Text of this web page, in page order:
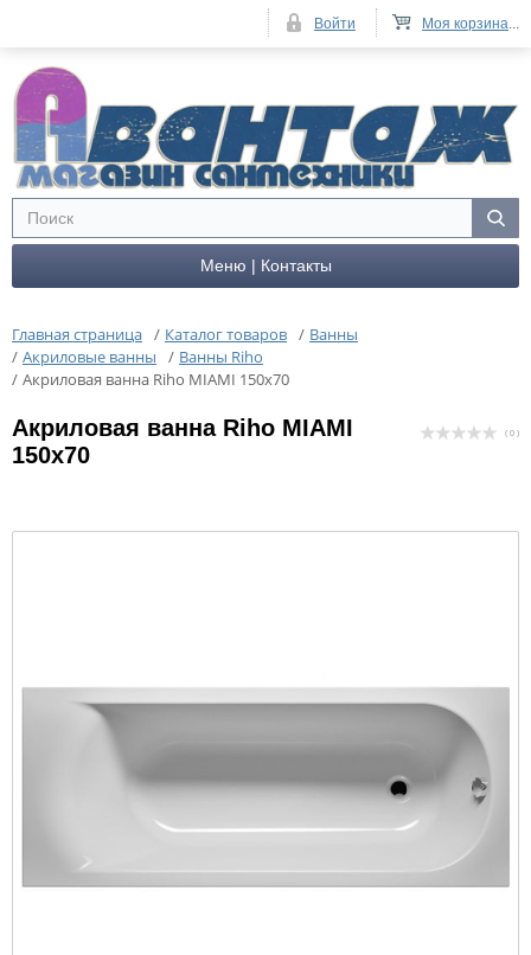
Меню | Контакты
Главная страница / Каталог товаров / Ванны
/ Акриловые ванны / Ванны Riho
/ Акриловая ванна Riho MIAMI 150x70
Акриловая ванна Riho MIAMI
150x70
( 0 )
Моя корзина...
Войти